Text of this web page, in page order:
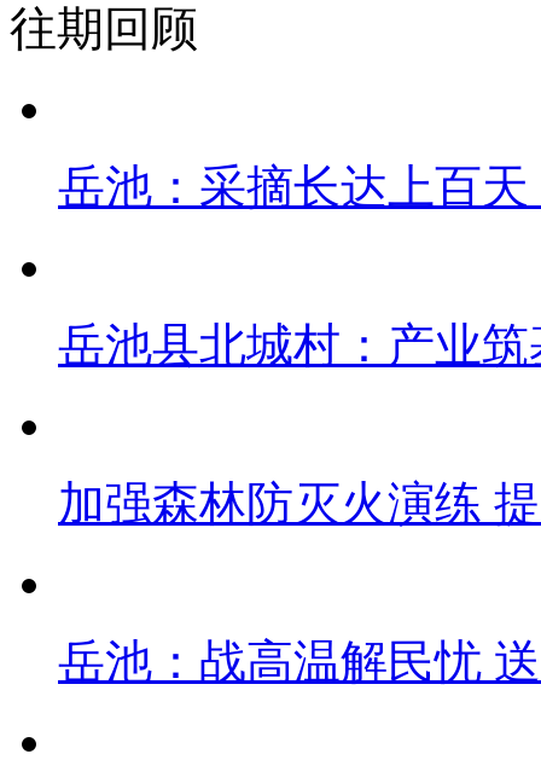
往期回顾
岳池：采摘长达上百
岳池县北城村：产业
加强森林防灭火演练
岳池：战高温解民忧